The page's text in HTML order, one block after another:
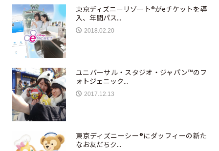
東京ディズニーリゾート®がeチケットを導
入、年間パス...
2018.02.20
ユニバーサル・スタジオ・ジャパン™のフ
ォトジェニック...
2017.12.13
東京ディズニーシー®︎にダッフィーの新た
なお友だちク...